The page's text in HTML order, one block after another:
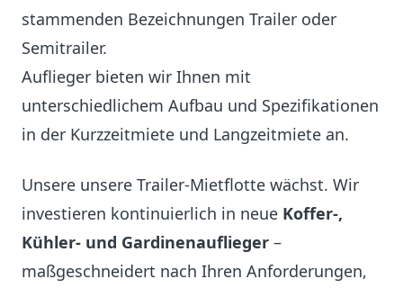
stammenden Bezeichnungen Trailer oder
Semitrailer.
Auflieger bieten wir Ihnen mit
unterschiedlichem Aufbau und Spezifikationen
in der Kurzzeitmiete und Langzeitmiete an.
Unsere unsere Trailer-Mietflotte wächst. Wir
investieren kontinuierlich in neue Koffer-,
Kühler- und Gardinenauflieger –
maßgeschneidert nach Ihren Anforderungen,